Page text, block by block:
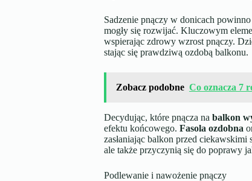
Sadzenie pnączy w donicach
mogły się rozwijać. Kluczowym
wspierając zdrowy wzrost pnączy.
stając się prawdziwą ozdobą balkonu.
Zobacz podobne Co oznacza 7
Decydując, które pnącza na balkon
efektu końcowego. Fasola ozdobna
zasłaniając balkon przed
ale także przyczynią się do poprawy
Podlewanie i nawożenie pnączy